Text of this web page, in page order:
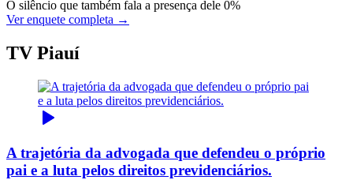
O silêncio que também fala a presença dele 0%
Ver enquete completa →
TV Piauí
A trajetória da advogada que defendeu o próprio
pai e a luta pelos direitos previdenciários.